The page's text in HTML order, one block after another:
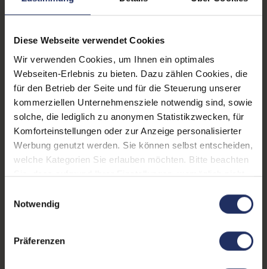
Diese Webseite verwendet Cookies
Wir verwenden Cookies, um Ihnen ein optimales
Webseiten-Erlebnis zu bieten. Dazu zählen Cookies, die
für den Betrieb der Seite und für die Steuerung unserer
kommerziellen Unternehmensziele notwendig sind, sowie
solche, die lediglich zu anonymen Statistikzwecken, für
Komforteinstellungen oder zur Anzeige personalisierter
Werbung genutzt werden. Sie können selbst entscheiden,
welche Kategorien Sie erlauben möchten. Bitte beachten
Sie, dass aufgrund Ihrer Einstellungen, womöglich nicht
Weitere Informationen finden Sie in
Notwendig
Präferenzen
Schnittstellen: 1x Bluetooth, 1x HDMI
LAN RJ-45, 1x USB 3 Typ
A , 1x USB 3 Typ C, 1x W-
LAN
Mehr anzeigen
Displaygröße: 15,6 Zoll
LTE: Nein
Displayauflösung: 1920 x 1080 FHD
Tastaturlayout:
Deutsch (QWERTZ) mit
Fingerprintreader: